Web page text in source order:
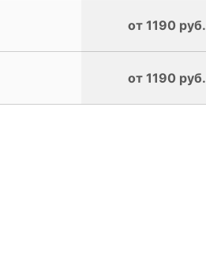
от 1190 руб.
от 1190 руб.